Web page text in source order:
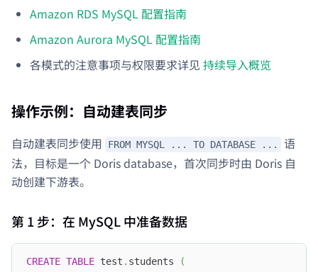
Amazon RDS MySQL 配置指南
Amazon Aurora MySQL 配置指南
各模式的注意事项与权限要求详见 持续导入概览
操作示例：自动建表同步
自动建表同步使用 FROM MYSQL ... TO DATABASE ...
语
法，目标是一个 Doris database，首次同步时由 Doris 自
动创建下游表。
第 1 步：在 MySQL 中准备数据
CREATE TABLE test . students
(